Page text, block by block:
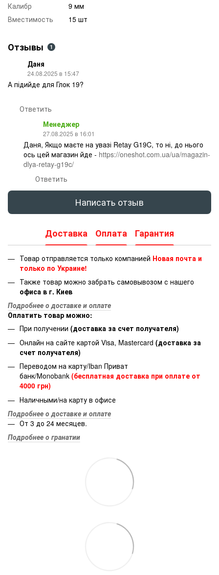
Калибр
9 мм
Вместимость
15 шт
Отзывы 1
Даня
24.08.2025 в 15:47
А підийде для Глок 19?
Ответить
Менеджер
27.08.2025 в 16:01
Даня, Якщо маєте на увазі Retay G19C, то ні, до нього
ось цей магазин йде - https://oneshot.com.ua/ua/magazin-
dlya-retay-g19c/
Ответить
Написать отзыв
Доставка Оплата Гарантия
Товар отправляется только компанией Новая почта и
только по Украине!
Также товар можно забрать самовывозом с нашего
офиса в г. Киев
Подробнее о доставке и оплате
Оплатить товар можно:
При получении (доставка за счет получателя)
Онлайн на сайте картой Visa, Mastercard (доставка за
счет получателя)
Переводом на карту/Iban Приват
банк/Monobank (бесплатная доставка при оплате от
4000 грн)
Наличными/на карту в офисе
Подробнее о доставке и оплате
От 3 до 24 месяцев.
Подробнее о гранатии